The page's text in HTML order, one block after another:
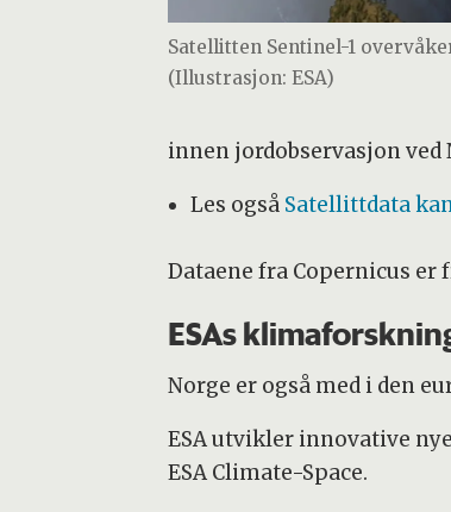
Satellitten Sentinel-1
(Illustrasjon: ESA)
innen jordobservasjon ved
Les også Satellittdata
Dataene fra Copernicus
ESAs
Norge er også med i den
ESA utvikler innovative
ESA Climate-Space.